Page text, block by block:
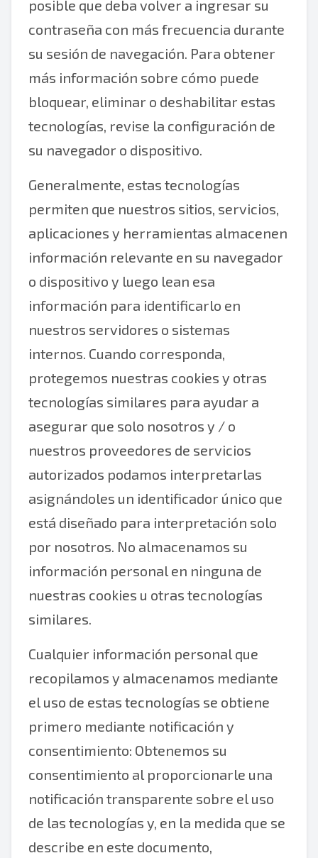
posible que deba volver a ingresar su
contraseña con más frecuencia durante
su sesión de navegación. Para obtener
más información sobre cómo puede
bloquear, eliminar o deshabilitar estas
tecnologías, revise la configuración de
su navegador o dispositivo.
Generalmente, estas tecnologías
permiten que nuestros sitios, servicios,
aplicaciones y herramientas almacenen
información relevante en su navegador
o dispositivo y luego lean esa
información para identificarlo en
nuestros servidores o sistemas
internos. Cuando corresponda,
protegemos nuestras cookies y otras
tecnologías similares para ayudar a
asegurar que solo nosotros y / o
nuestros proveedores de servicios
autorizados podamos interpretarlas
asignándoles un identificador único que
está diseñado para interpretación solo
por nosotros. No almacenamos su
información personal en ninguna de
nuestras cookies u otras tecnologías
similares.
Cualquier información personal que
recopilamos y almacenamos mediante
el uso de estas tecnologías se obtiene
primero mediante notificación y
consentimiento: Obtenemos su
consentimiento al proporcionarle una
notificación transparente sobre el uso
de las tecnologías y, en la medida que se
describe en este documento,